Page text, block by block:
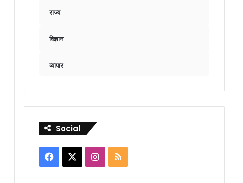
राज्य
विज्ञान
व्यापार
Social
Facebook Instagram
RSS